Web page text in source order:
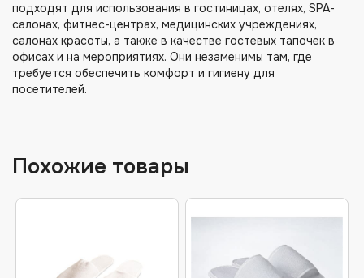
подходят для использования в гостиницах, отелях, SPA-
салонах, фитнес-центрах, медицинских учреждениях,
салонах красоты, а также в качестве гостевых тапочек в
офисах и на мероприятиях. Они незаменимы там, где
требуется обеспечить комфорт и гигиену для
посетителей.
Похожие товары
ТЕЛЕФОН